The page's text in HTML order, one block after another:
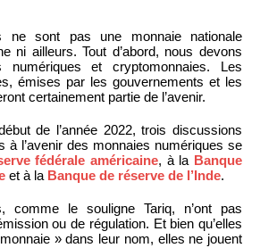
ne sont pas une monnaie nationale
ni ailleurs. Tout d’abord, nous devons
numériques et cryptomonnaies. Les
émises par les gouvernements et les
certainement partie de l’avenir.
de l’année 2022, trois discussions
à l’avenir des monnaies numériques se
fédérale américaine, à la Banque
et à la Banque de réserve de l’Inde.
comme le souligne Tariq, n’ont pas
ou de régulation. Et bien qu’elles
» dans leur nom, elles ne jouent